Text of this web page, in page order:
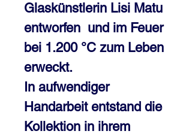
Glaskünstlerin Lisi Matu
entworfen und im Feuer
bei 1.200 °C zum Leben
erweckt.
In aufwendiger
Handarbeit entstand die
Kollektion in ihrem